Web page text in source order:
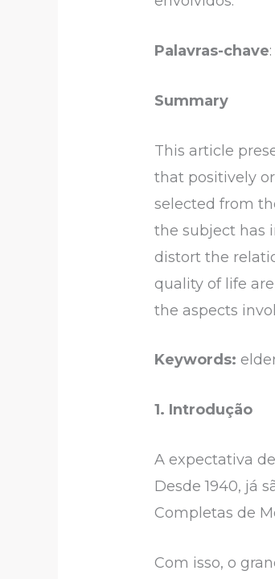
Palavras-chave
Summary
This article
that positively
selected from
the subject has
distort the
quality of life
the aspects
Keywords:
1. Introdução
A expectativa
Desde 1940, já
Completas de
Com isso, o